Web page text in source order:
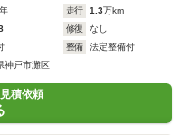
年 走行 1.3万km
修復
なし
整備
法定整備付
神戸市灘区
積依頼